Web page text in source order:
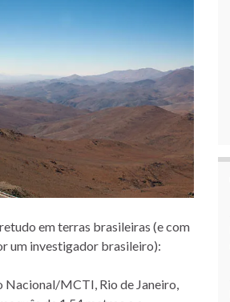
em terras brasileiras (e com
um investigador brasileiro):
Nacional/MCTI, Rio de Janeiro,